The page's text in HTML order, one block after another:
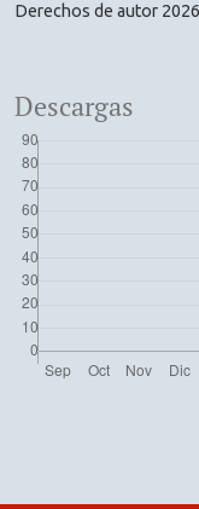
Derechos de autor
Descargas